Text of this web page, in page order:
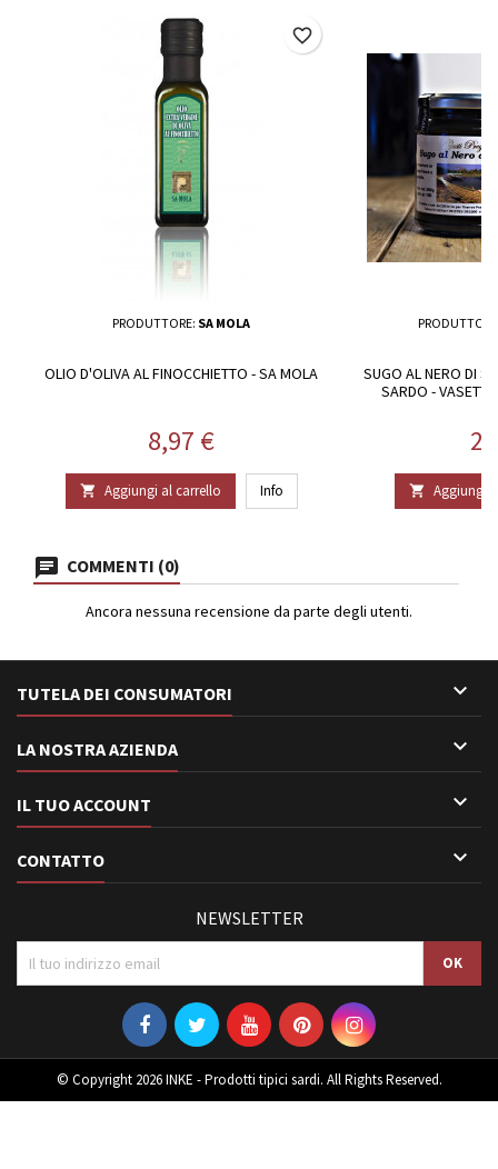
PRODUTTORE: SA MOLA
OLIO D'OLIVA AL FINOCCHIETTO - SA MOLA
Prezzo
8,97 €
 Aggiungi al carrello Info
favorite_border
SUGO AL NERO DI
SARDO -
 Aggiungi
COMMENTI (0)
Ancora nessuna recensione da parte degli utenti.
TUTELA DEI CONSUMATORI 
LA NOSTRA AZIENDA 
IL TUO ACCOUNT 
CONTATTO 
NEWSLETTER
© Copyright 2026 INKE - Prodotti tipici sardi. All Rights Reserved.